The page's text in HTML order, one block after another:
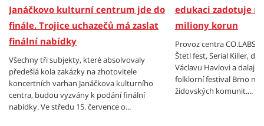
Janáčkovo kulturní centrum jde do
finále. Trojice uchazečů má zaslat
finální nabídky
Všechny tři subjekty, které absolvovaly
předešlá kola zakázky na zhotovitele
koncertních varhan Janáčkova kulturního
centra, budou vyzvány k podání finální
nabídky. Ve středu 15. července o...
edukaci zadotuje
miliony korun
Provoz centra CO.LABS,
Štetl fest, Serial Killer,
Václavu Havlovi a
folklorní festival Brno
židovských komunit....